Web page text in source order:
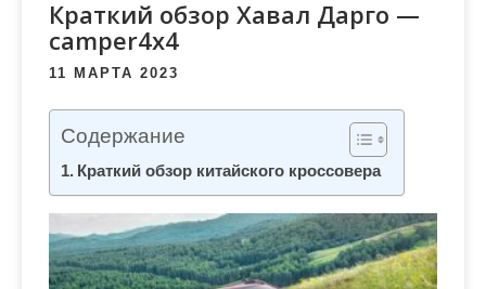
Краткий обзор Хавал Дарго —
camper4x4
11 МАРТА 2023
Содержание
Краткий обзор китайского кроссовера